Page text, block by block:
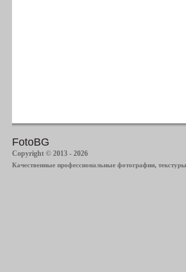
FotoBG
Copyright © 2013 - 2026
Качественные профессиональные фотографии,